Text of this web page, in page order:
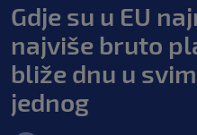
Gdje su u EU
najviše bruto
bliže dnu u
jednog